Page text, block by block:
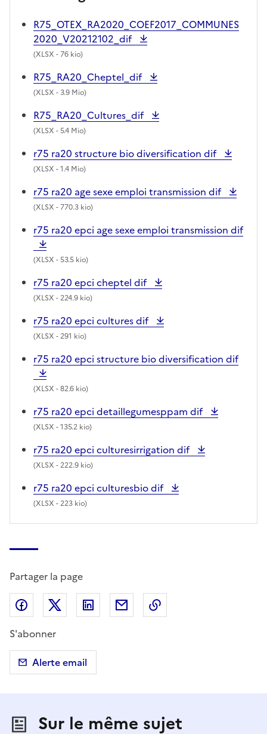
R75_OTEX_RA2020_COEF2017_COMMUNES
2020_V20212102_dif
(XLSX - 76 kio)
R75_RA20_Cheptel_dif
(XLSX - 3.9 Mio)
R75_RA20_Cultures_dif
(XLSX - 5.4 Mio)
r75 ra20 structure bio diversification dif
(XLSX - 1.4 Mio)
r75 ra20 age sexe emploi transmission dif
(XLSX - 770.3 kio)
r75 ra20 epci age sexe emploi transmission dif
(XLSX - 53.5 kio)
r75 ra20 epci cheptel dif
(XLSX - 224.9 kio)
r75 ra20 epci cultures dif
(XLSX - 291 kio)
r75 ra20 epci structure bio diversification dif
(XLSX - 82.6 kio)
r75 ra20 epci detaillegumesppam dif
(XLSX - 135.2 kio)
r75 ra20 epci culturesirrigation dif
(XLSX - 222.9 kio)
r75 ra20 epci culturesbio dif
(XLSX - 223 kio)
Partager la page
Partager sur Facebook
Partager sur X (anciennement Twitter)
Partager sur LinkedIn
Partager par email
S'abonner
Alerte email
Sur le même sujet